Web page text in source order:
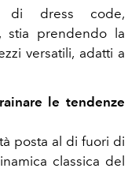
di dress code,
stia prendendo la
versatili, adatti a
le tendenze
posta al di fuori di
classica del